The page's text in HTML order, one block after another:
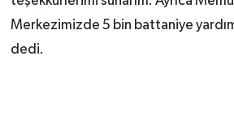
Merkezimizde 5 bin battaniye
dedi.